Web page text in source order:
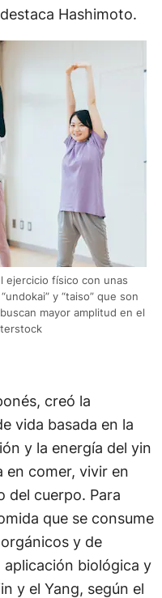
Hashimoto.
ejercicio físico con unas
y “taiso” que son
mayor amplitud en el
creó la
vida basada en la
y la energía del yin
en comer, vivir en
del cuerpo. Para
que se consume
y de
biológica y
y el Yang, según el